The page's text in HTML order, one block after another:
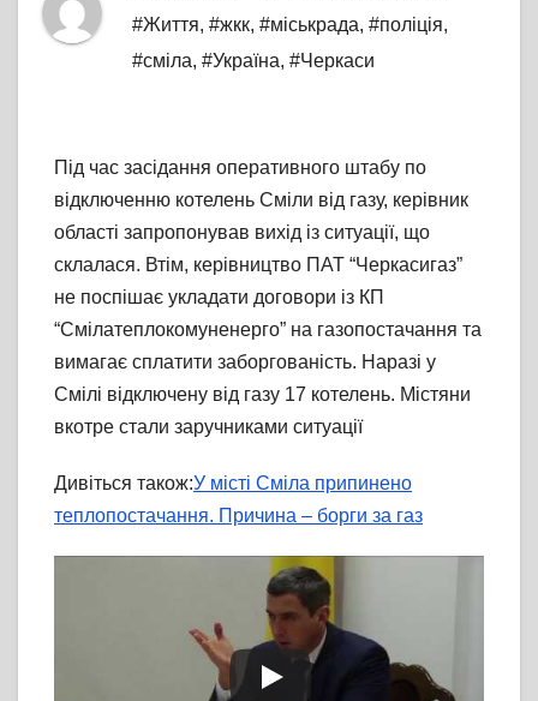
#Життя, #жкк, #міськрада, #поліція,
#сміла, #Україна, #Черкаси
Під час засідання оперативного штабу по
відключенню котелень Сміли від газу, керівник
області запропонував вихід із ситуації, що
склалася. Втім, керівництво ПАТ “Черкасигаз”
не поспішає укладати договори із КП
“Смілатеплокомуненерго” на газопостачання та
вимагає сплатити заборгованість. Наразі у
Смілі відключену від газу 17 котелень. Містяни
вкотре стали заручниками ситуації
Дивіться також:У місті Сміла припинено
теплопостачання. Причина – борги за газ